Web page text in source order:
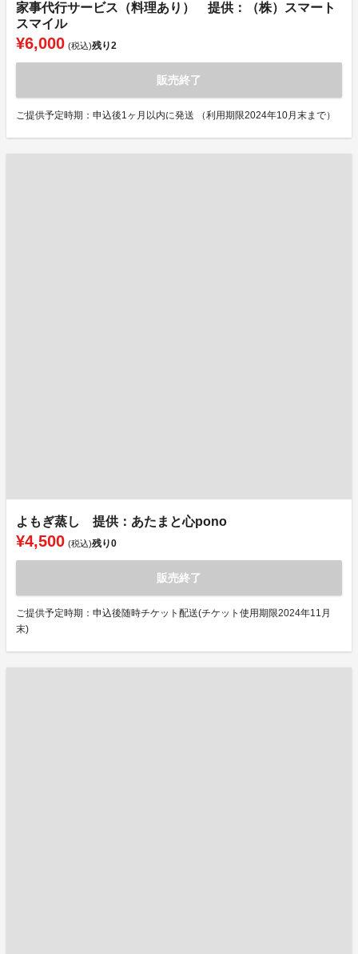
家事代行サービス（料理あり） 提供：（株）スマート
スマイル
¥6,000 (税込)残り2
販売終了
ご提供予定時期：申込後1ヶ月以内に発送 （利用期限2024年10月末まで）
よもぎ蒸し 提供：あたまと心pono
¥4,500 (税込)残り0
販売終了
ご提供予定時期：申込後随時チケット配送(チケット使用期限2024年11月
末)